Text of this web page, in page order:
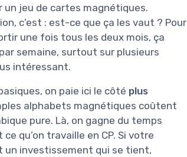
un jeu de cartes magnétiques.
c’est : est-ce que ça les vaut ? Pour
une fois tous les deux mois, ça
semaine, surtout sur plusieurs
intéressant.
on paie ici le côté plus
alphabets magnétiques coûtent
pure. Là, on gagne du temps
qu’on travaille en CP. Si votre
un investissement qui se tient,